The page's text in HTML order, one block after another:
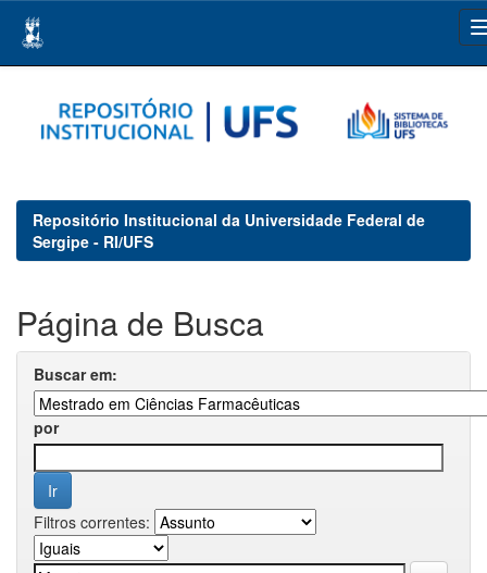
navigation
Repositório Institucional da Universidade Federal de
Sergipe - RI/UFS
Página de Busca
Buscar em:
por
Filtros correntes: